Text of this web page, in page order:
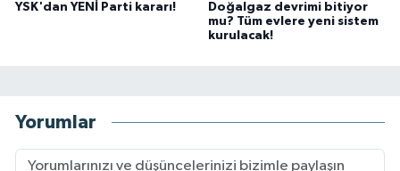
YSK'dan YENİ Parti kararı!
Doğalgaz devrimi bitiyor
mu? Tüm evlere yeni sistem
kurulacak!
Yorumlar